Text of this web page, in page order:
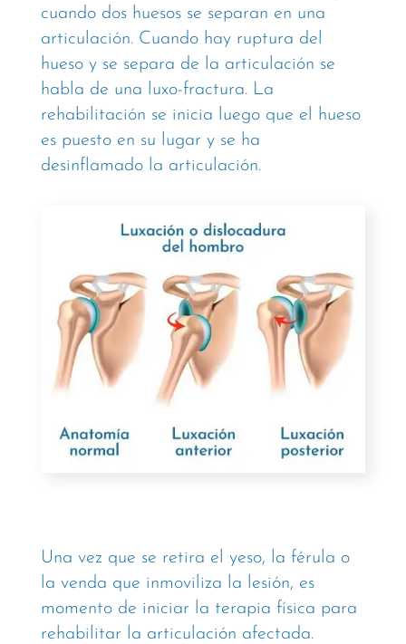
cuando dos huesos se separan en una
articulación. Cuando hay ruptura del
hueso y se separa de la articulación se
habla de una luxo-fractura. La
rehabilitación se inicia luego que el hueso
es puesto en su lugar y se ha
desinflamado la articulación.
Una vez que se retira el yeso, la férula o
la venda que inmoviliza la lesión, es
momento de iniciar la terapia física para
rehabilitar la articulación afectada.